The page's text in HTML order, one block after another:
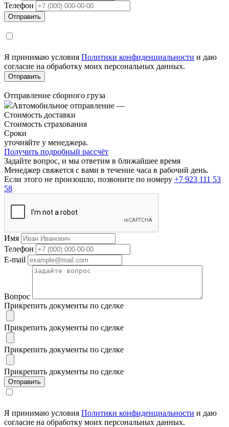
Телефон
Я принимаю условия Политики конфиденциальности и даю
согласие на обработку моих персональных данных.
Отправление сборного груза
Автомобильное отправление —
Стоимость доставки
Стоимость страхования
Сроки
уточняйте у менеджера.
Получить подробный рассчёт
Задайте вопрос, и мы ответим в ближайшее время
Менеджер свяжется с вами в течение часа в рабочий день.
Если этого не произошло, позвоните по номеру +7 923 111 53
58
Имя
Телефон
E-mail
Вопрос
Прикрепить документы по сделке
Прикрепить документы по сделке
Прикрепить документы по сделке
Прикрепить документы по сделке
Я принимаю условия Политики конфиденциальности и даю
согласие на обработку моих персональных данных.